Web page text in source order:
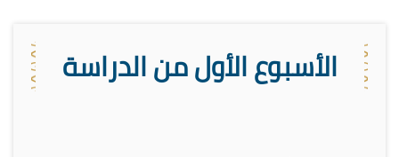
الأسبوع الأول من الدراسة